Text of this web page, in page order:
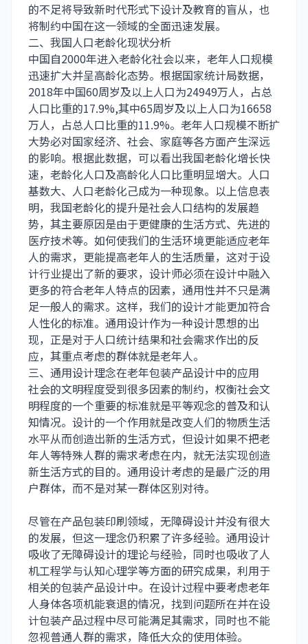
的不足将导致新时代形式下设计及教育的盲从，也
将制约中国在这一领域的全面迅速发展。
二、我国人口老龄化现状分析
中国自2000年进入老龄化社会以来，老年人口规模
迅速扩大并呈高龄化态势。根据国家统计局数据，
2018年中国60周岁及以上人口为24949万人，占总
人口比重的17.9%,其中65周岁及以上人口为16658
万人，占总人口比重的11.9%。老年人口规模不断扩
大势必对国家经济、社会、家庭等各方面产生深远
的影响。根据此数据，可以看出我国老龄化增长快
速，老龄化人口及高龄化人口比重明显增大。人口
基数大、人口老龄化己成为一种现象。以上信息表
明，我国老龄化的提升是社会人口结构的发展趋
势，其主要原因是由于更健康的生活方式、先进的
医疗技术等。如何使我们的生活环境更能适应老年
人的需求，更能提高老年人的生活质量，这对于设
计行业提出了新的要求，设计师必须在设计中融入
更多的符合老年人特点的因素，通用性并不只是满
足一般人的需求。这样，我们的设计才能更加符合
人性化的标准。通用设计作为一种设计思想的出
现，正是对于人口统计结果和社会需求作出的反
应，其重点考虑的群体就是老年人。
三、通用设计理念在老年包装产品设计中的应用
社会的文明程度受到很多因素的制约，权衡社会文
明程度的一个重要的标准就是平等观念的普及和认
知情况。设计的一个作用就是改变人们的物质生活
水平从而创造出新的生活方式，但设计如果不把老
年人等特殊人群的需求考虑在内，就无法实现创造
新生活方式的目的。通用设计考虑的是最广泛的用
户群体，而不是对某一群体区别对待。
尽管在产品包装印刷领域，无障碍设计并没有很大
的发展，但这一理念仍积累了许多经验。通用设计
吸收了无障碍设计的理论与经验，同时也吸收了人
机工程学与认知心理学等方面的研究成果，利用于
相关的包装产品设计中。在设计过程中要考虑老年
人身体各项机能衰退的情况，找到问题所在并在设
计包装产品过程中尽可能满足其需求，同时也不能
忽视普通人群的需求，降低大众的使用体验。